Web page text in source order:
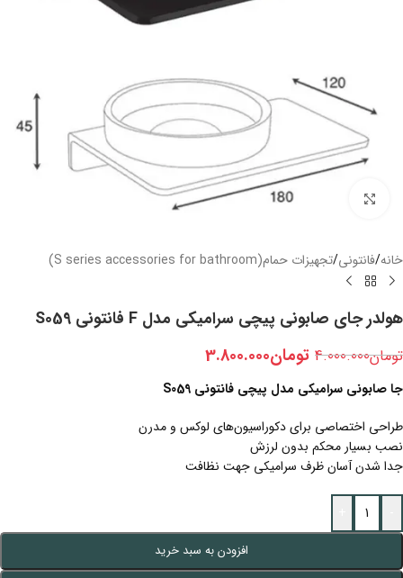
بزرگنمایی تصویر
خانه/فانتونی/تجهیزات حمام(S series accessories for bathroom)
هولدر جای صابونی پیچی سرامیکی مدل F فانتونی S059
تومان4.000.000 تومان3.800.000
جا صابونی سرامیکی مدل پیچی فانتونی S059
طراحی اختصاصی برای دکوراسیون‌های لوکس و مدرن
نصب بسیار محکم بدون لرزش
جدا شدن آسان ظرف سرامیکی جهت نظافت
افزودن به سبد خرید